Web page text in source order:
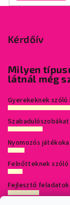
Kérdőív
Milyen
látnál még
Gyerekeknek
Nyomozós
Felnőtteknek
Fejlesztő